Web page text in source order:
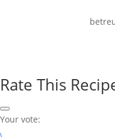
Rate This
Your vote: